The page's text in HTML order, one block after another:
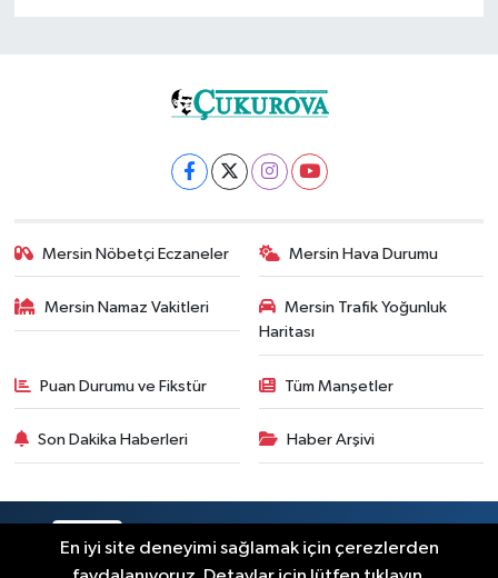
Mersin Nöbetçi Eczaneler Mersin Hava Durumu
Mersin Namaz Vakitleri
Mersin Trafik Yoğunluk
Haritası
Puan Durumu ve Fikstür Tüm Manşetler
Son Dakika Haberleri Haber Arşivi
En iyi site deneyimi sağlamak için çerezlerden